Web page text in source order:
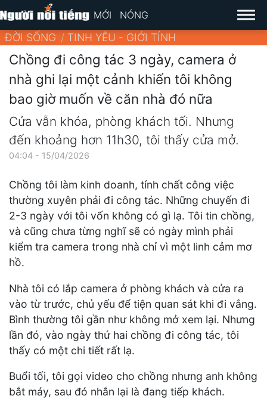
MỚI NÓNG
ĐỜI SỐNG TINH YÊU - GIỚI TÍNH
Chồng đi công tác 3 ngày, camera ở
nhà ghi lại một cảnh khiến tôi không
bao giờ muốn về căn nhà đó nữa
Cửa vẫn khóa, phòng khách tối. Nhưng
đến khoảng hơn 11h30, tôi thấy cửa mở.
04:04 - 15/04/2026
Chồng tôi làm kinh doanh, tính chất công việc
thường xuyên phải đi công tác. Những chuyến đi
2-3 ngày với tôi vốn không có gì lạ. Tôi tin chồng,
và cũng chưa từng nghĩ sẽ có ngày mình phải
kiểm tra camera trong nhà chỉ vì một linh cảm mơ
hồ.
Nhà tôi có lắp camera ở phòng khách và cửa ra
vào từ trước, chủ yếu để tiện quan sát khi đi vắng.
Bình thường tôi gần như không mở xem lại. Nhưng
lần đó, vào ngày thứ hai chồng đi công tác, tôi
thấy có một chi tiết rất lạ.
Buổi tối, tôi gọi video cho chồng nhưng anh không
bắt máy, sau đó nhắn lại là đang tiếp khách.